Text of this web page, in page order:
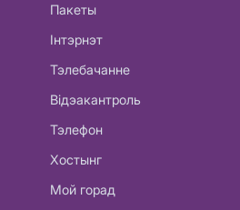
Пакеты
Інтэрнэт
Тэлебачанне
Відэакантроль
Тэлефон
Хостынг
Мой горад